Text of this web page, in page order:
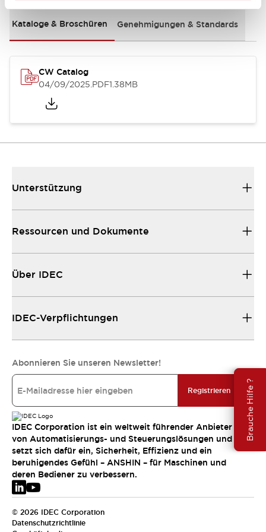
Brauche Hilfe ?
Kataloge & Broschüren Genehmigungen & Standards
CW Catalog
04/09/2025.PDF1.38MB
Unterstützung
Ressourcen und Dokumente
Über IDEC
IDEC-Verpflichtungen
Abonnieren Sie unseren Newsletter!
Registrieren
IDEC Corporation ist ein weltweit führender Anbieter
von Automatisierungs- und Steuerungslösungen und
setzt sich dafür ein, Sicherheit, Effizienz und ein
beruhigendes Gefühl – ANSHIN – für Maschinen und
deren Bediener zu verbessern.
© 2026 IDEC Corporation
Datenschutzrichtlinie